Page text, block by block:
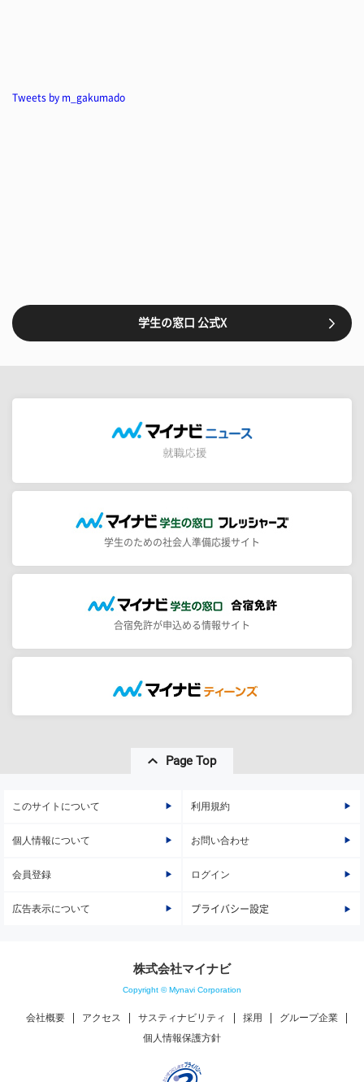
Tweets by m_gakumado
学生の窓口 公式X
学生のための社会人準備応援サイト
合宿免許が申込める情報サイト
Page Top
このサイトについて 利用規約
個人情報について お問い合わせ
会員登録 ログイン
広告表示について プライバシー設定
株式会社マイナビ
Copyright © Mynavi Corporation
会社概要 アクセス サスティナビリティ 採用
グループ企業
個人情報保護方針